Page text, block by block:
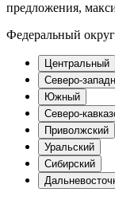
предложения,
Федеральный округ
Центральный
Северо-
Южный
Северо-
Приволжский
Уральский
Сибирский